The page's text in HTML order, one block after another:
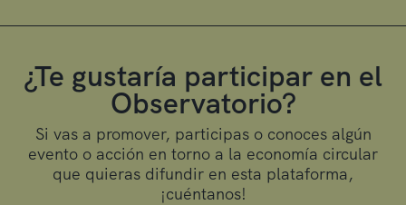
¿Te gustaría participar en el
Observatorio?
Si vas a promover, participas o conoces algún
evento o acción en torno a la economía circular
que quieras difundir en esta plataforma,
¡cuéntanos!